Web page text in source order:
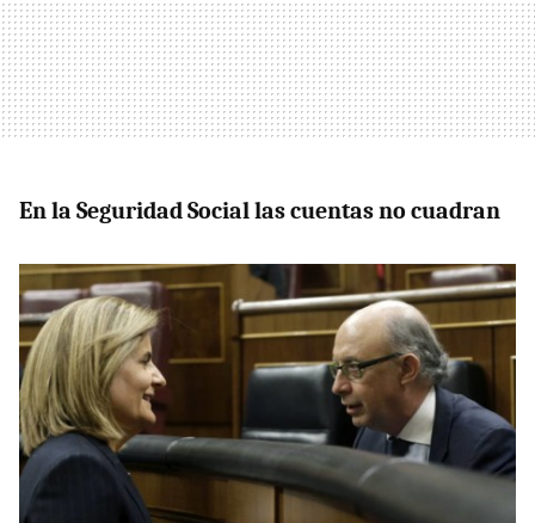
En la Seguridad Social las cuentas no cuadran